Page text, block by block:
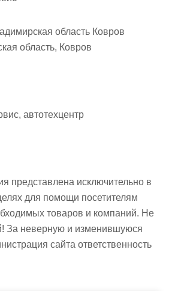
область Ковров
область, Ковров
автотехцентр
представлена исключительно в
для помощи посетителям
товаров и компаний. Не
За неверную и изменившуюся
сайта ответственность